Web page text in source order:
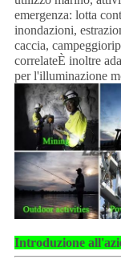
emergenza: lotta
inondazioni,
caccia,
correlateÈ inoltre
per l'illuminazione
Introduzione